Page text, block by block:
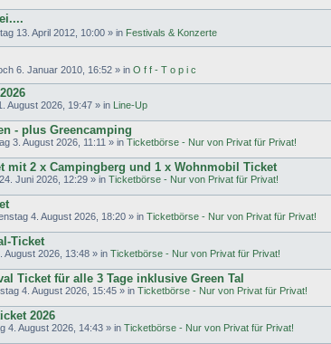
13. April 2012, 10:00 » in Festivals & Konzerte
6. Januar 2010, 16:52 » in O f f - T o p i c
August 2026, 19:47 » in Line-Up
- plus Greencamping
3. August 2026, 11:11 » in Ticketbörse - Nur von Privat für Privat!
mit 2 x Campingberg und 1 x Wohnmobil Ticket
Juni 2026, 12:29 » in Ticketbörse - Nur von Privat für Privat!
4. August 2026, 18:20 » in Ticketbörse - Nur von Privat für Privat!
Ticket
August 2026, 13:48 » in Ticketbörse - Nur von Privat für Privat!
Ticket für alle 3 Tage inklusive Green Tal
4. August 2026, 15:45 » in Ticketbörse - Nur von Privat für Privat!
2026
4. August 2026, 14:43 » in Ticketbörse - Nur von Privat für Privat!